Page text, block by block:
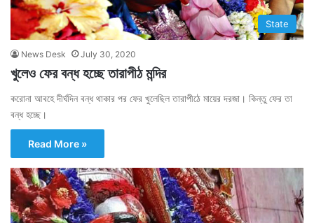
State
News Desk July 30, 2020
খুলেও ফের বন্ধ হচ্ছে তারাপীঠ মন্দির
করোনা আবহে দীর্ঘদিন বন্ধ থাকার পর ফের খুলেছিল তারাপীঠে মায়ের দরজা। কিন্তু ফের তা
বন্ধ হচ্ছে।
Read More »